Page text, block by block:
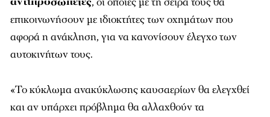
επικοινωνήσουν με ιδιοκτήτες των οχημάτων που
αφορά η ανάκληση, για να κανονίσουν έλεγχο των
αυτοκινήτων τους.
«Το κύκλωμα ανακύκλωσης καυσαερίων θα ελεγχθεί
και αν υπάρχει πρόβλημα θα αλλαχθούν τα